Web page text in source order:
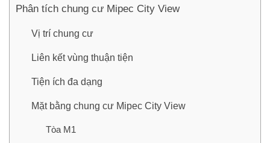
Phân tích chung cư Mipec City View
Vị trí chung cư
Liên kết vùng thuận tiện
Tiện ích đa dạng
Mặt bằng chung cư Mipec City View
Tòa M1